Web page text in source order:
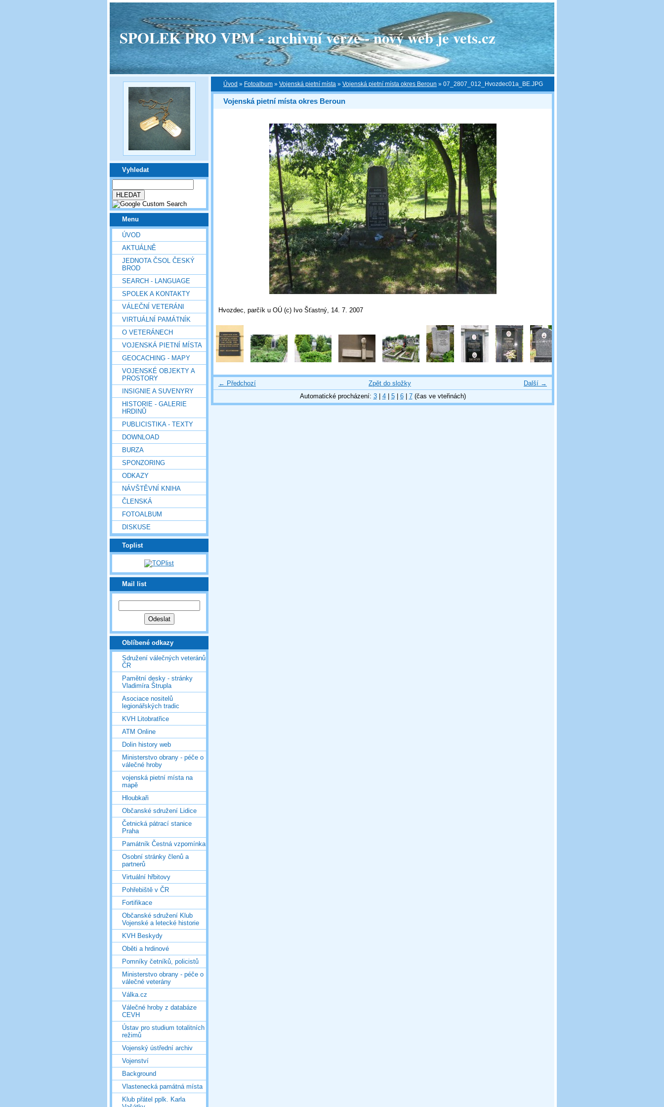
SPOLEK PRO VPM - archivní verze - nový web je vets.cz
Vyhledat
Menu
ÚVOD
AKTUÁLNĚ
JEDNOTA ČSOL ČESKÝ
BROD
SEARCH - LANGUAGE
SPOLEK A KONTAKTY
VÁLEČNÍ VETERÁNI
VIRTUÁLNÍ PAMÁTNÍK
O VETERÁNECH
VOJENSKÁ PIETNÍ MÍSTA
GEOCACHING - MAPY
VOJENSKÉ OBJEKTY A
PROSTORY
INSIGNIE A SUVENYRY
HISTORIE - GALERIE
HRDINŮ
PUBLICISTIKA - TEXTY
DOWNLOAD
BURZA
SPONZORING
ODKAZY
NÁVŠTĚVNÍ KNIHA
ČLENSKÁ
FOTOALBUM
DISKUSE
Toplist
Mail list
Oblíbené odkazy
Sdružení válečných veteránů
ČR
Pamětní desky - stránky
Vladimíra Štrupla
Asociace nositelů
legionářských tradic
KVH Litobratřice
ATM Online
Dolin history web
Ministerstvo obrany - péče o
válečné hroby
vojenská pietní místa na
mapě
Hloubkaři
Občanské sdružení Lidice
Četnická pátrací stanice
Praha
Památník Čestná vzpomínka
Osobní stránky členů a
partnerů
Virtuální hřbitovy
Pohřebiště v ČR
Fortifikace
Občanské sdružení Klub
Vojenské a letecké historie
KVH Beskydy
Oběti a hrdinové
Pomníky četníků, policistů
Ministerstvo obrany - péče o
válečné veterány
Válka.cz
Válečné hroby z databáze
CEVH
Ústav pro studium totalitních
režimů
Vojenský ústřední archiv
Vojenství
Background
Vlastenecká památná místa
Klub přátel pplk. Karla
Úvod » Fotoalbum » Vojenská pietní místa » Vojenská pietní místa okres Beroun » 07_2807_012_Hvozdec01a_BE.JPG
Vojenská pietní místa okres Beroun
Hvozdec, parčík u OÚ (c) Ivo Šťastný, 14. 7. 2007
← Předchozí Další →
Zpět do složky
Automatické procházení: 3| 4| 5| 6| 7(čas ve vteřinách)